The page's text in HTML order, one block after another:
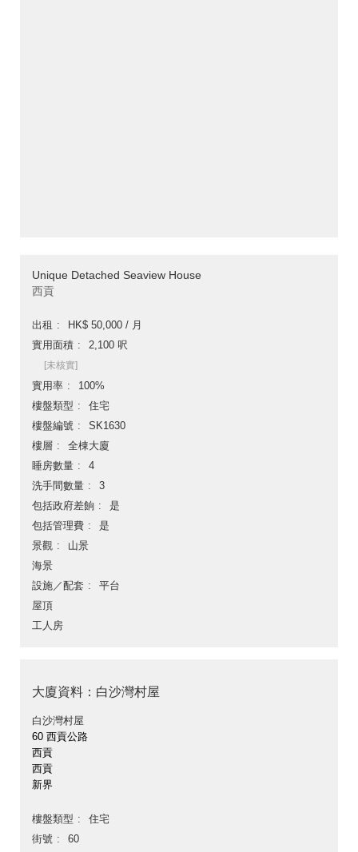
Unique Detached Seaview House
西貢
出租
HK$ 50,000 / 月
實用面積
2,100 呎
[未核實]
實用率
100%
樓盤類型
住宅
樓盤編號
SK1630
樓層
全棟大廈
睡房數量
4
洗手間數量
3
包括政府差餉
是
包括管理費
是
景觀
山景
海景
設施／配套
平台
屋頂
工人房
大廈資料：白沙灣村屋
白沙灣村屋
60 西貢公路
西貢
西貢
新界
樓盤類型
住宅
街號
60